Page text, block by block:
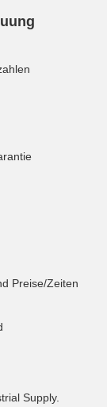
Preise/Zeiten
Supply.